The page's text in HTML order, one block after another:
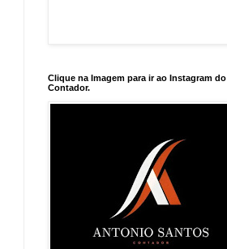
Clique na Imagem para ir ao Instagram do
Contador.